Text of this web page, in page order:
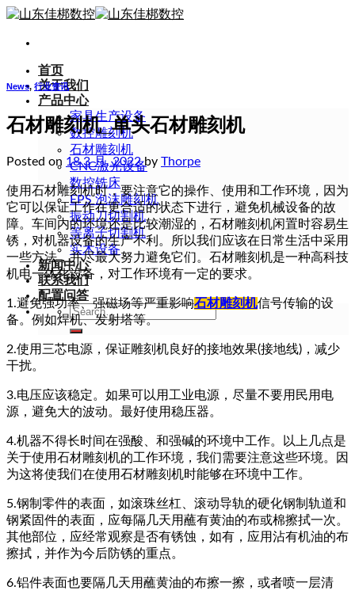
Skip
content
首页
关于我们
产品中心
家具生产设备
数控雕刻机
石材雕刻机
CNC激光设备
数控铣床
EPS 泡沫雕刻机
振动刀切割机
等离子切割机
实木设备
新闻中心
联系我们
配置问答
Search
for:
News, 行业资讯
石材雕刻机_单头石材雕刻机
Posted on 18 3 月, 2022by Thorpe
使用石材雕刻机时，要注意它的操作、使用和工作环境，因为
它可以保证工作在更合适的状态下进行，避免机械设备的故
障。车间内的环境还是比较潮湿的，石材雕刻机闲置时容易生
锈，对机器设备的生产不利。所以我们应该在日常生活中采用
一些方法，并尽最大努力避免它们。石材雕刻机是一种高科技
机电一体化设备，对工作环境有一定的要求。
1.避免强功率、强磁场等严重影响石材雕刻机信号传输的设
备。例如焊机、发射塔等。
2.使用三芯电源，保证雕刻机良好的接地效果(接地线)，减少
干扰。
3.电压应该稳定。如果可以用工业电源，尽量不要用民用电
源，避免大的波动。最好使用稳压器。
4.机器不得长时间在强酸、和强碱的环境中工作。以上几点是
关于使用石材雕刻机的工作环境，我们需要注意这些环境。因
为这将使我们在使用石材雕刻机时能够在环境中工作。
5.钢制零件的表面，如滚珠丝杠、滚动导轨的硬化钢制轨道和
钢紧固件的表面，应每隔几天用蘸有黄油的布或棉擦拭一次。
其他部位，应经常观察是否有锈蚀，如有，应用沾有机油的布
擦拭，并作为今后防锈的重点。
6.铝件表面也要隔几天用蘸黄油的布擦一擦，或者喷一层清